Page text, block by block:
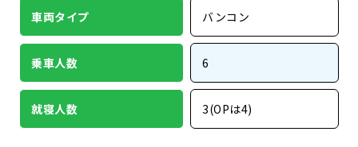
車両タイプ バンコン
乗車人数 6
就寝人数 3(OPは4)